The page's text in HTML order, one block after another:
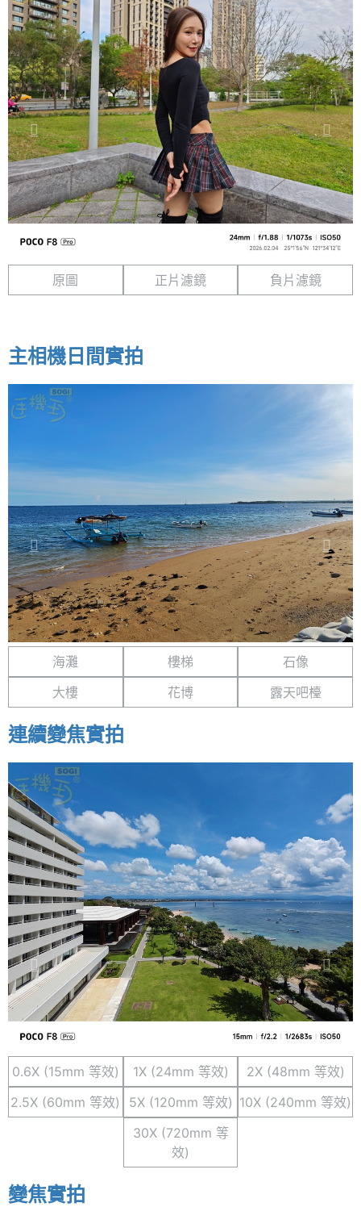
原圖 正片濾鏡 負片濾鏡
主相機日間實拍
海灘 樓梯
石像
大樓
花博 露天吧檯
連續變焦實拍
0.6X (15mm 等效) 1X (24mm 等效)
2X (48mm 等效)
2.5X (60mm 等效)
5X (120mm 等效) 10X (240mm 等效)
30X (720mm 等
效)
變焦實拍